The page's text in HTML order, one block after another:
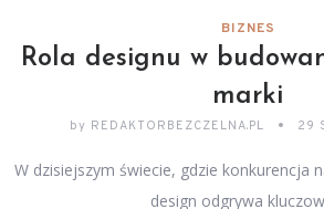
BIZNES
Rola designu w
marki
by REDAKTORBEZCZELNA.PL 29
W dzisiejszym świecie, gdzie konkurencja
design odgrywa